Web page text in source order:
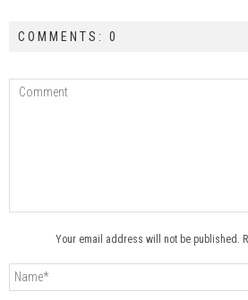
COMMENTS: 0
Your email address will not be published.